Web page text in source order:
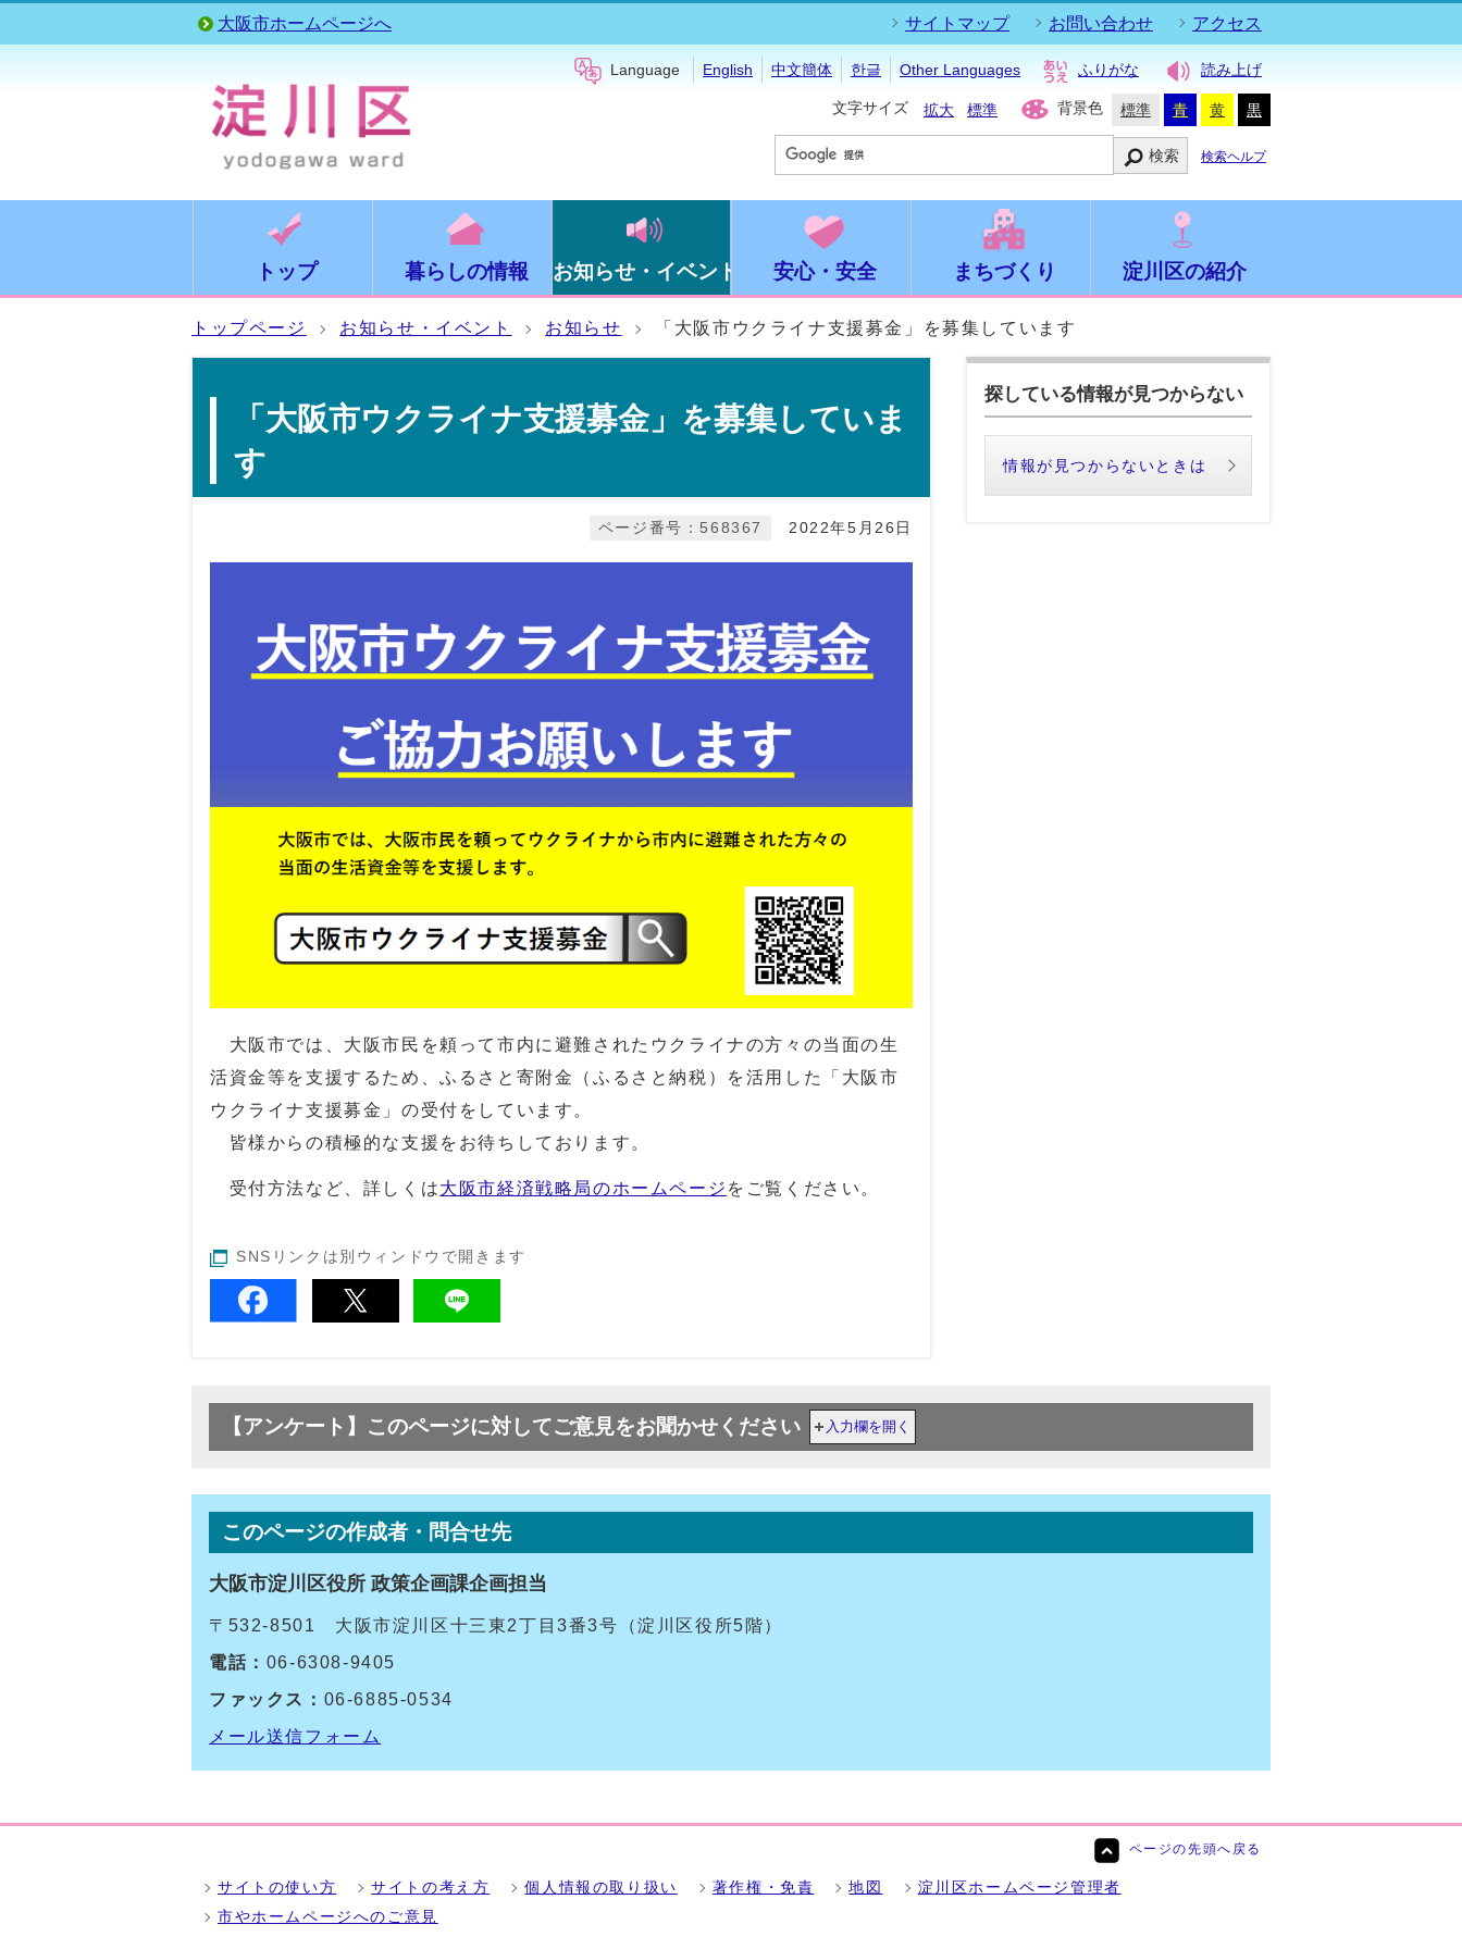
大阪市ホームページへ サイトマップ お問い合わせ アクセス
Language English 中文簡体 한글 Other Languages ふりがな 読み上げ
文字サイズ 拡大 標準 背景色 標準 青 黄 黒
検索 検索ヘルプ
トップ 暮らしの情報 お知らせ・イベント 安心・安全 まちづくり 淀川区の紹介
トップページ お知らせ・イベント お知らせ 「大阪市ウクライナ支援募金」を募集しています
「大阪市ウクライナ支援募金」を募集していま
す
2022年5月26日
ページ番号：568367
大阪市では、大阪市民を頼って市内に避難されたウクライナの方々の当面の生
活資金等を支援するため、ふるさと寄附金（ふるさと納税）を活用した「大阪市
ウクライナ支援募金」の受付をしています。
皆様からの積極的な支援をお待ちしております。
受付方法など、詳しくは大阪市経済戦略局のホームページ をご覧ください。
SNSリンクは別ウィンドウで開きます
探している情報が見つからない
情報が見つからないときは
【アンケート】このページに対してご意見をお聞かせください 入力欄を開く
このページの作成者・問合せ先
大阪市淀川区役所 政策企画課企画担当
〒532-8501 大阪市淀川区十三東2丁目3番3号（淀川区役所5階）
電話： 06-6308-9405
ファックス： 06-6885-0534
メール送信フォーム
ページの先頭へ戻る
サイトの使い方 サイトの考え方 個人情報の取り扱い 著作権・免責 地図
淀川区ホームページ管理者
市やホームページへのご意見